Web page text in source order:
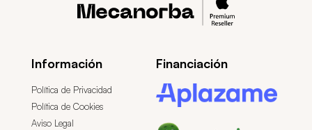
Información
Política de Privacidad
Política de Cookies
Aviso Legal
Financiación